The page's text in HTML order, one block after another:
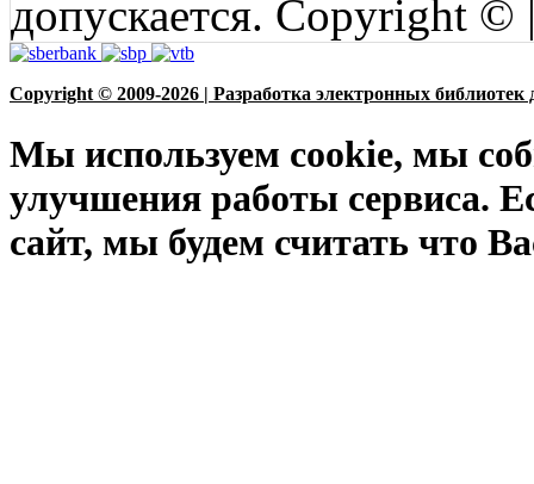
допускается. Copyright
Copyright © 2009-2026 | Разработка электронных библиотек
Мы используем cookie, мы
улучшения работы сервиса.
сайт, мы будем считать что